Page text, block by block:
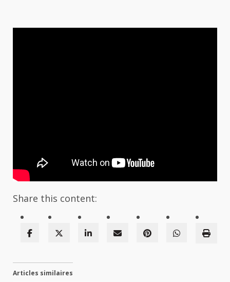
Share this content:
Articles similaires